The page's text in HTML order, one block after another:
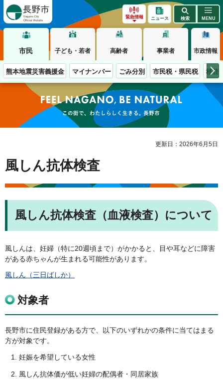
緊急情報 ニュース 検索 MENU
市民 子ども・若者 高齢者 事業者 市政情報
熊本地震災害義援金 マイナンバー ごみ分別 市民税・県民税 移住
この街で、わたしらしく生きる。長野市
更新日：2026年6月5日
風しん抗体検査
風しん抗体検査（血液検査）について
風しんは、妊婦（特に20週頃まで）がかかると、目や耳などに障害
がある赤ちゃんが生まれる可能性があります。
風しん（三日ばしか）
対象者
長野市に住民登録がある方で、以下のいずれかの条件に当てはまる
方が対象です。
妊娠を希望している女性
風しん抗体価が低い妊婦の配偶者・同居家族